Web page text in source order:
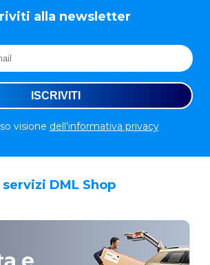
alla newsletter
visione dell'informativa privacy
servizi DML Shop